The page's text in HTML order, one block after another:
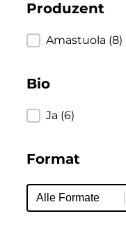
Produzent
Produzent
Amastuola (8)
Bio
BioJa (6)
Format
Format
Format
Umbrien
Ulta